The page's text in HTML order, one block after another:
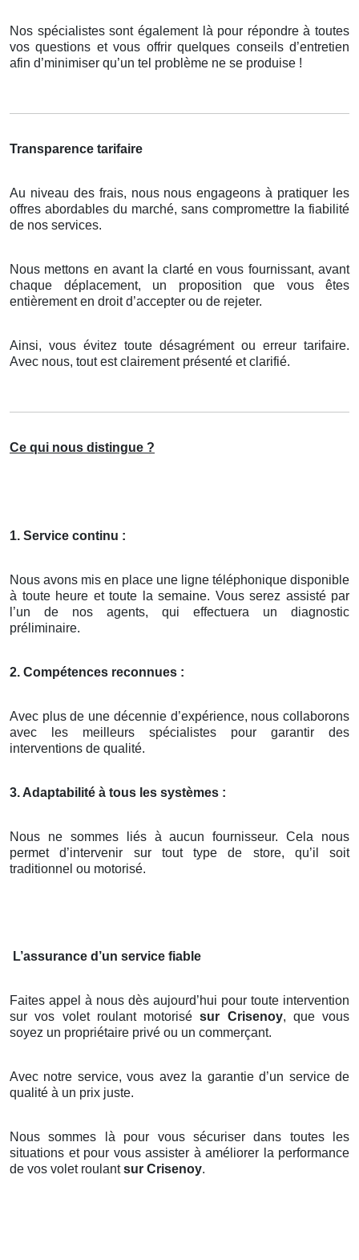
Nos spécialistes sont également là pour répondre à toutes
vos questions et vous offrir quelques conseils d’entretien
afin d’minimiser qu’un tel problème ne se produise !
Transparence tarifaire
Au niveau des frais, nous nous engageons à pratiquer les
offres abordables du marché, sans compromettre la fiabilité
de nos services.
Nous mettons en avant la clarté en vous fournissant, avant
chaque déplacement, un proposition que vous êtes
entièrement en droit d’accepter ou de rejeter.
Ainsi, vous évitez toute désagrément ou erreur tarifaire.
Avec nous, tout est clairement présenté et clarifié.
Ce qui nous distingue ?
1. Service continu :
Nous avons mis en place une ligne téléphonique disponible
à toute heure et toute la semaine. Vous serez assisté par
l’un de nos agents, qui effectuera un diagnostic
préliminaire.
2. Compétences reconnues :
Avec plus de une décennie d’expérience, nous collaborons
avec les meilleurs spécialistes pour garantir des
interventions de qualité.
3. Adaptabilité à tous les systèmes :
Nous ne sommes liés à aucun fournisseur. Cela nous
permet d’intervenir sur tout type de store, qu’il soit
traditionnel ou motorisé.
L’assurance d’un service fiable
Faites appel à nous dès aujourd’hui pour toute intervention
sur vos volet roulant motorisésur Crisenoy, que vous
soyez un propriétaire privé ou un commerçant.
Avec notre service, vous avez la garantie d’un service de
qualité à un prix juste.
Nous sommes là pour vous sécuriser dans toutes les
situations et pour vous assister à améliorer la performance
de vos volet roulantsur Crisenoy.